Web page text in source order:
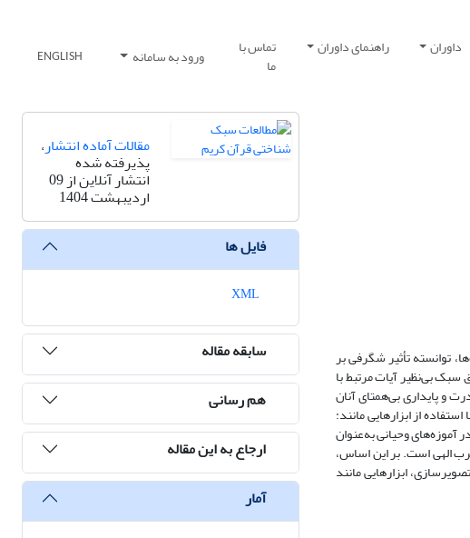
داوران راهنمای داوران تماس با
ما ورود به سامانه ENGLISH
توانسته تأثیر شگرفی بر
بی‌نظیر آیات مرتبط با
و پایداری بی‌همتای آنان
از ابزارهایی مانند:
آموزه‌های وحیانی به‌عنوان
الهی است. بر این اساس،
ابزارهایی مانند
مقالات آماده انتشار،
پذیرفته شده
انتشار آنلاین از 09
اردیبهشت 1404
فایل ها
سابقه مقاله
هم رسانی
ارجاع به این مقاله
آمار